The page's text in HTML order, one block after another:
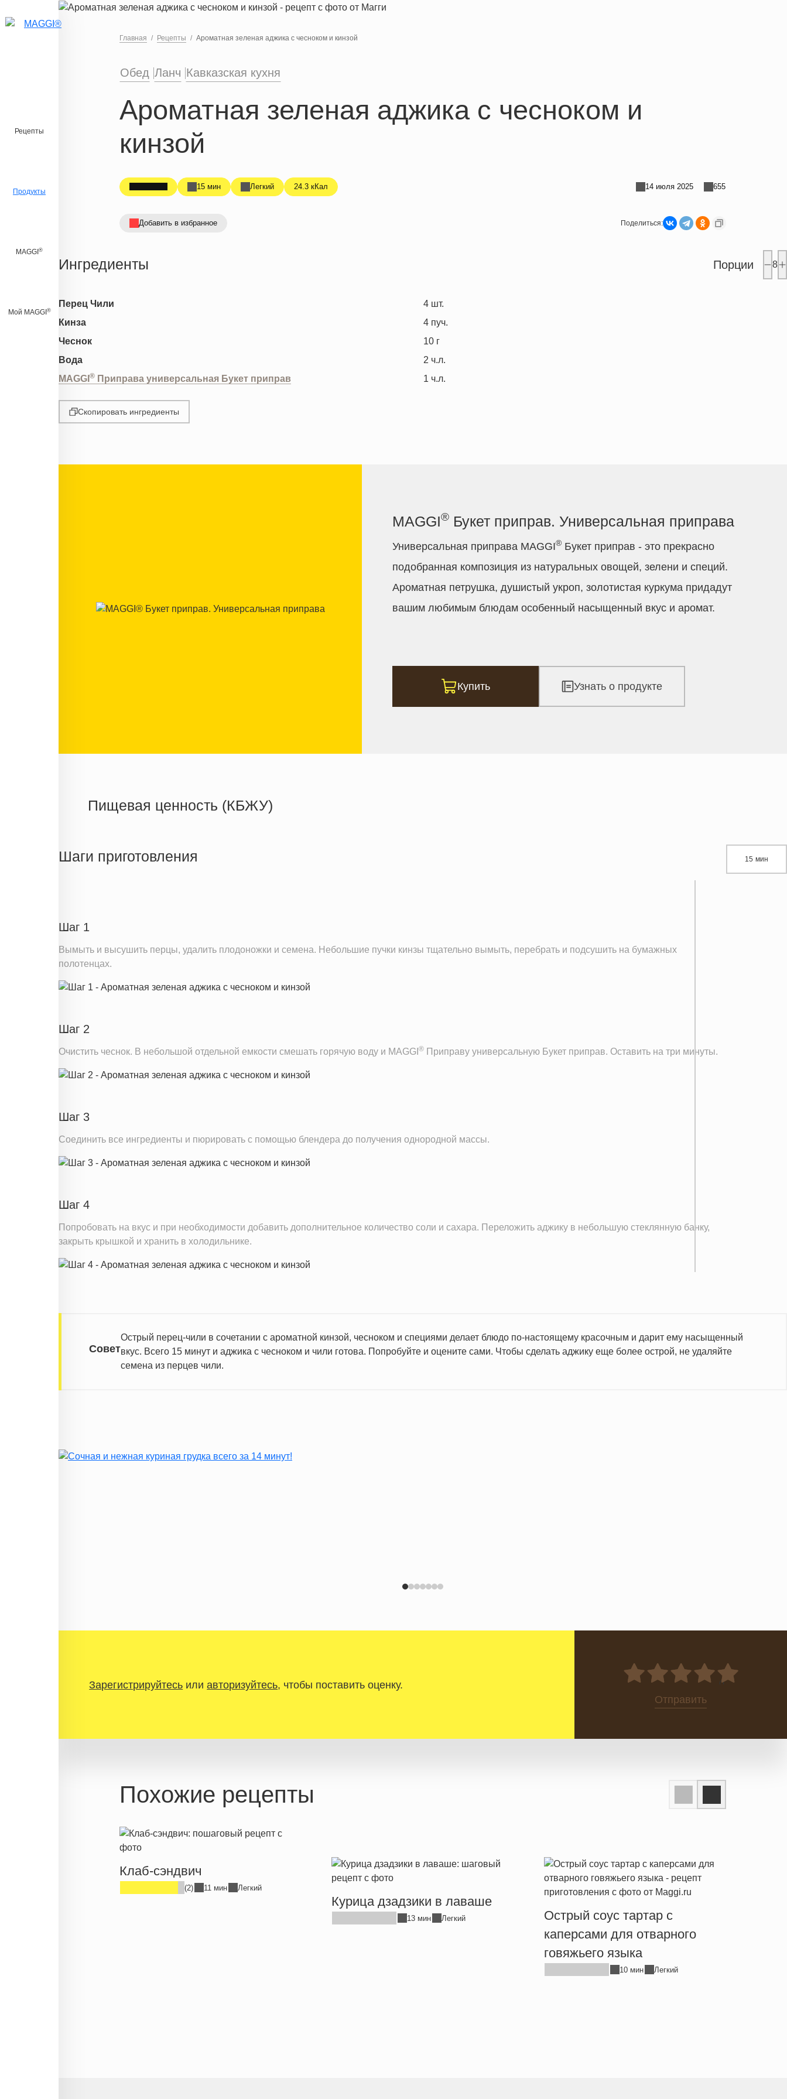
Перейти к основному содержанию
Рецепты
Продукты
MAGGI ®
Мой MAGGI ®
Главная Рецепты Ароматная зеленая аджика с чесноком и кинзой
Обед Ланч Кавказская кухня
Ароматная зеленая аджика с чесноком и
кинзой
15 мин Легкий 24.3 кКал 14 июля 2025 655
Добавить в избранное Поделиться:
Ингредиенты Порции 8
Перец Чили 4 шт.
Кинза
4 пуч.
Чеснок
10 г
Вода
2 ч.л.
MAGGI ® Приправа универсальная Букет приправ 1 ч.л.
Скопировать ингредиенты
MAGGI® Букет приправ. Универсальная приправа
Универсальная приправа MAGGI® Букет приправ - это прекрасно
подобранная композиция из натуральных овощей, зелени и специй.
Ароматная петрушка, душистый укроп, золотистая куркума придадут
вашим любимым блюдам особенный насыщенный вкус и аромат.
Купить Узнать о продукте
Пищевая ценность (КБЖУ)
Белки
Шаги приготовления 15 мин
Шаг 1
Вымыть и высушить перцы, удалить плодоножки и семена. Небольшие пучки кинзы тщательно вымыть, перебрать и подсушить на бумажных
полотенцах.
Шаг 2
Очистить чеснок. В небольшой отдельной емкости смешать горячую воду и MAGGI ® Приправу универсальную Букет приправ. Оставить на три минуты.
Шаг 3
Соединить все ингредиенты и пюрировать с помощью блендера до получения однородной массы.
Шаг 4
Попробовать на вкус и при необходимости добавить дополнительное количество соли и сахара. Переложить аджику в небольшую стеклянную банку,
закрыть крышкой и хранить в холодильнике.
Совет
Острый перец-чили в сочетании с ароматной кинзой, чесноком и специями делает блюдо по-настоящему красочным и дарит ему насыщенный
вкус. Всего 15 минут и аджика с чесноком и чили готова. Попробуйте и оцените сами. Чтобы сделать аджику еще более острой, не удаляйте
семена из перцев чили.
Зарегистрируйтесьили авторизуйтесь, чтобы поставить оценку. 0
Отправить
Похожие рецепты
Клаб-сэндвич
(2) 11 мин Легкий
Курица дзадзики в лаваше
13 мин Легкий
Острый соус тартар с
каперсами для отварного
говяжьего языка
10 мин Легкий